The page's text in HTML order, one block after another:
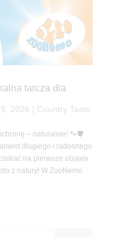
tarcza dla
2026 Country Taste
– naturalnie! 🐾🛡️
długiego i radosnego
na pierwsze objawy
z natury! W ZooNemo